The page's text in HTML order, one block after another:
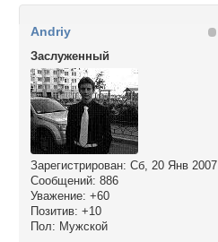
Andriy
Заслуженный
Зарегистрирован: Сб, 20 Янв 2007
Сообщений: 886
Уважение: +60
Позитив: +10
Пол: Мужской